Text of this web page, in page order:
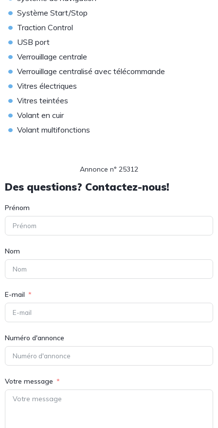
• Système Start/Stop
• Traction Control
• USB port
• Verrouillage centrale
• Verrouillage centralisé avec télécommande
• Vitres électriques
• Vitres teintées
• Volant en cuir
• Volant multifonctions
Annonce n° 25312
Des questions? Contactez-nous!
Prénom
Nom
E-mail
Numéro d'annonce
Votre message